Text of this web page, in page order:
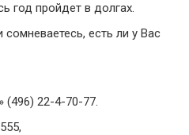
год пройдет в долгах.
есть ли у Вас
22-4-70-77.